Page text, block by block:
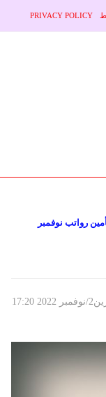
PRIVACY POLICY
رواتب نوفمبر